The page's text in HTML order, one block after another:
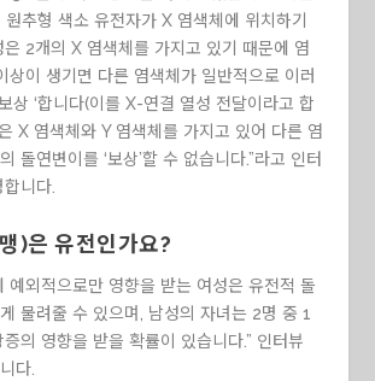
원추형 색소 유전자가 X 염색체에 위치하기
은 2개의 X 염색체를 가지고 있기 때문에 염
상이 생기면 다른 염색체가 일반적으로 이러
상 ‘합니다(이를 X-연결 열성 전달이라고 합
X 염색체와 Y 염색체를 가지고 있어 다른 염
돌연변이를 ‘보상’할 수 없습니다.”라고 인터
니다.
)은 유전인가요?
예외적으로만 영향을 받는 여성은 유전적 돌
물려줄 수 있으며, 남성의 자녀는 2명 중 1
의 영향을 받을 확률이 있습니다.” 인터뷰
다.